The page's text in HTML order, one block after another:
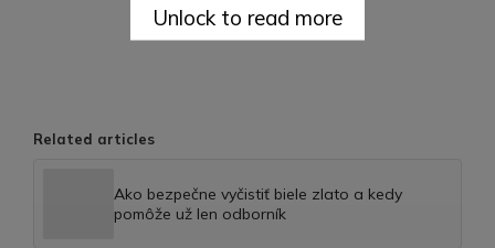
Related articles
Ako bezpečne vyčistiť biele zlato a kedy
pomôže už len odborník
Unlock to read more